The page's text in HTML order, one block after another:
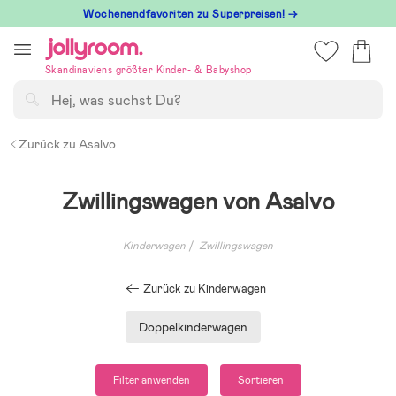
till
innehållet
Wochenendfavoriten zu Superpreisen! →
Skandinaviens größter Kinder- & Babyshop
Zurück zu Asalvo
Zwillingswagen von Asalvo
Kinderwagen Zwillingswagen
Zurück zu Kinderwagen
Doppelkinderwagen
Filter anwenden Sortieren